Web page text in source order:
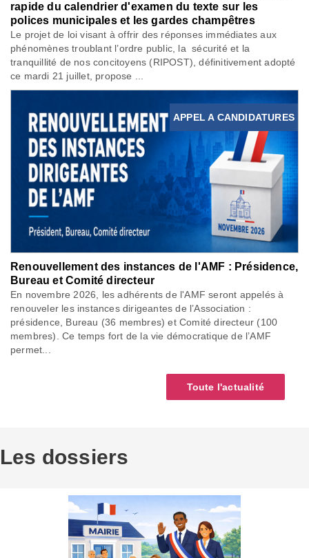
rapide du calendrier d'examen du texte sur les
polices municipales et les gardes champêtres
Le projet de loi visant à offrir des réponses immédiates aux
phénomènes troublant l’ordre public, la sécurité et la
tranquillité de nos concitoyens (RIPOST), définitivement adopté
ce mardi 21 juillet, propose ...
APPEL A CANDIDATURES
Renouvellement des instances de l'AMF : Présidence,
Bureau et Comité directeur
En novembre 2026, les adhérents de l'AMF seront appelés à
renouveler les instances dirigeantes de l’Association :
présidence, Bureau (36 membres) et Comité directeur (100
membres). Ce temps fort de la vie démocratique de l’AMF
permet...
Toute l'actualité
Les dossiers